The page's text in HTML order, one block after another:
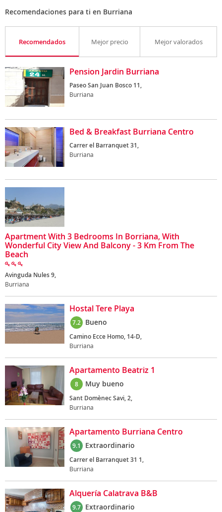
Recomendaciones para ti en Burriana
Recomendados Mejor precio Mejor valorados
Pension Jardin Burriana
Paseo San Juan Bosco 11,
Burriana
Bed & Breakfast Burriana Centro
Carrer el Barranquet 31,
Burriana
Apartment With 3 Bedrooms In Borriana, With
Wonderful City View And Balcony - 3 Km From The
Beach
Avinguda Nules 9,
Burriana
Hostal Tere Playa
7.2 Bueno
Camino Ecce Homo, 14-D,
Burriana
Apartamento Beatriz 1
8 Muy bueno
Sant Domènec Savi, 2,
Burriana
Apartamento Burriana Centro
9.1 Extraordinario
Carrer el Barranquet 31 1,
Burriana
Alquería Calatrava B&B
9.7 Extraordinario